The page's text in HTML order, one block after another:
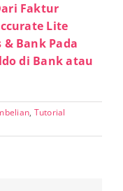
Faktur
Lite
Bank Pada
di Bank atau
, Tutorial